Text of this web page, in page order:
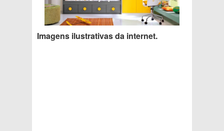
Imagens ilustrativas da internet.